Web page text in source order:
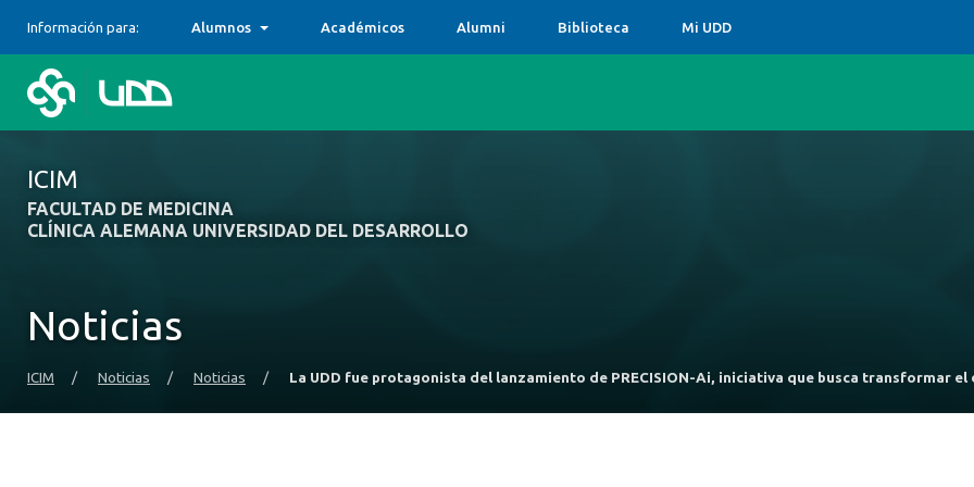
ICIM
FACULTAD DE MEDICINA
CLÍNICA ALEMANA UNIVERSIDAD DEL DESARROLLO
Información para: Alumnos Académicos Alumni Biblioteca Mi UDD
Noticias
ICIM / Noticias / Noticias / La UDD fue protagonista del lanzamiento de PRECISION-Ai, iniciativa que busca